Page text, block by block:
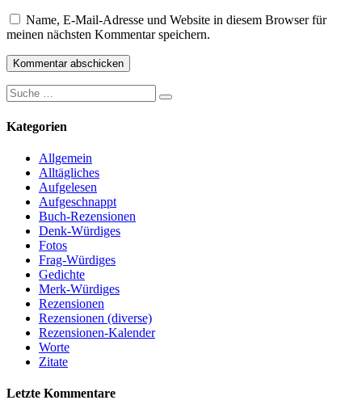
Name, E-Mail-Adresse und Website in diesem Browser für
meinen nächsten Kommentar speichern.
Suche
nach:
Suchen
Kategorien
Allgemein
Alltägliches
Aufgelesen
Aufgeschnappt
Buch-Rezensionen
Denk-Würdiges
Fotos
Frag-Würdiges
Gedichte
Merk-Würdiges
Rezensionen
Rezensionen (diverse)
Rezensionen-Kalender
Worte
Zitate
Letzte Kommentare